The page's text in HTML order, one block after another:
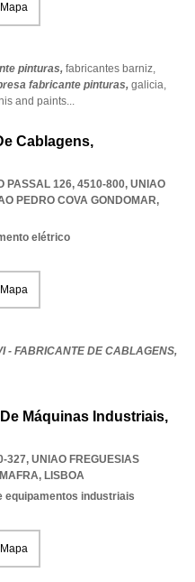
pinturas, fabricantes barniz,
fabricante pinturas, galicia,
and paints...
Cablagens,
PASSAL 126, 4510-800, UNIAO
PEDRO COVA GONDOMAR,
elétrico
- FABRICANTE DE CABLAGENS,
Máquinas Industriais,
327, UNIAO FREGUESIAS
, LISBOA
equipamentos industriais